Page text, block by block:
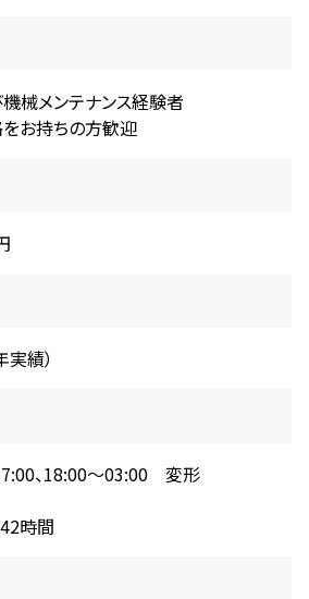
械メンテナンス経験者
お持ちの方歓迎
績）
、18:00～03:00 変形
時間